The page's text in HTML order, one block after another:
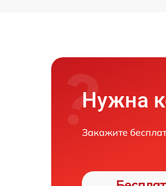
Нужна
Закажите